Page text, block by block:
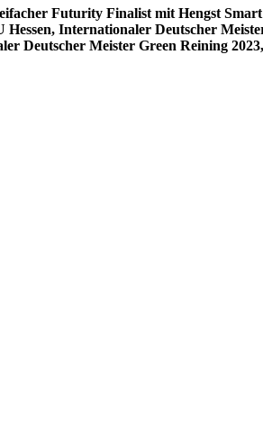
Futurity Finalist mit Hengst Smart
Internationaler Deutscher
Deutscher Meister Green Reining 2023,